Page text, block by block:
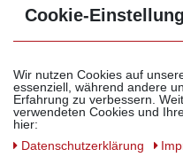
- sehr stabil da der Korken
- frei von Weichmachern
- geeignet für Spirituosen,
Liköre, Essige, Öle etc.
Höhe: Flasche 147 mm /
Cookie-
Wir nutzen Cookies auf
essenziell, während andere
Erfahrung zu verbessern.
verwendeten Cookies und
hier:
Daten­schutz­erklärung